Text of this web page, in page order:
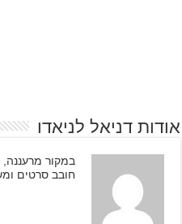
אודות דניאל לניאדו
במקור מרעננה,
חובב סרטים